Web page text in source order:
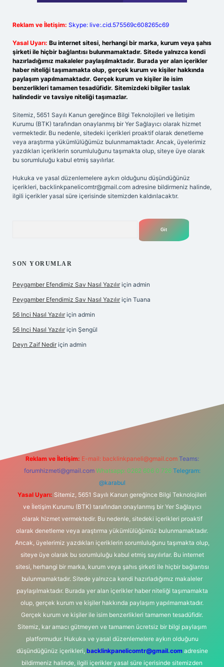
Reklam ve İletişim: Skype: live:.cid.575569c608265c69
Yasal Uyarı: Bu internet sitesi, herhangi bir marka, kurum veya şahıs
şirketi ile hiçbir bağlantısı bulunmamaktadır. Sitede yalnızca kendi
hazırladığımız makaleler paylaşılmaktadır. Burada yer alan içerikler
haber niteliği taşımamakta olup, gerçek kurum ve kişiler hakkında
paylaşım yapılmamaktadır. Gerçek kurum ve kişiler ile isim
benzerlikleri tamamen tesadüfidir. Sitemizdeki bilgiler taslak
halindedir ve tavsiye niteliği taşımazlar.
Sitemiz, 5651 Sayılı Kanun gereğince Bilgi Teknolojileri ve İletişim
Kurumu (BTK) tarafından onaylanmış bir Yer Sağlayıcı olarak hizmet
vermektedir. Bu nedenle, sitedeki içerikleri proaktif olarak denetleme
veya araştırma yükümlülüğümüz bulunmamaktadır. Ancak, üyelerimiz
yazdıkları içeriklerin sorumluluğunu taşımakta olup, siteye üye olarak
bu sorumluluğu kabul etmiş sayılırlar.
Hukuka ve yasal düzenlemelere aykırı olduğunu düşündüğünüz
içerikleri, backlinkpanelicomtr@gmail.com adresine bildirmeniz halinde,
ilgili içerikler yasal süre içerisinde sitemizden kaldırılacaktır.
SON YORUMLAR
Peygamber Efendimiz Sav Nasıl Yazılır için admin
Peygamber Efendimiz Sav Nasıl Yazılır için Tuana
56 Inci Nasıl Yazılır için admin
56 Inci Nasıl Yazılır için Şengül
Deyn Zaif Nedir için admin
Reklam ve İletişim: E-mail: backlinkpaneli@gmail.com Teams:
forumhizmeti@gmail.com Whatsapp: 0262 606 0 726 Telegram:
@karabul
Yasal Uyarı: Sitemiz, 5651 Sayılı Kanun gereğince Bilgi Teknolojileri
ve İletişim Kurumu (BTK) tarafından onaylanmış bir Yer Sağlayıcı
olarak hizmet vermektedir. Bu nedenle, sitedeki içerikleri proaktif
olarak denetleme veya araştırma yükümlülüğümüz bulunmamaktadır.
Ancak, üyelerimiz yazdıkları içeriklerin sorumluluğunu taşımakta olup,
siteye üye olarak bu sorumluluğu kabul etmiş sayılırlar. Bu internet
sitesi, herhangi bir marka, kurum veya şahıs şirketi ile hiçbir bağlantısı
bulunmamaktadır. Sitede yalnızca kendi hazırladığımız makaleler
paylaşılmaktadır. Burada yer alan içerikler haber niteliği taşımamakta
olup, gerçek kurum ve kişiler hakkında paylaşım yapılmamaktadır.
Gerçek kurum ve kişiler ile isim benzerlikleri tamamen tesadüfidir.
Sitemiz, kar amacı gütmeyen ve tamamen ücretsiz bir bilgi paylaşım
platformudur. Hukuka ve yasal düzenlemelere aykırı olduğunu
düşündüğünüz içerikleri, backlinkpanelicomtr@gmail.comadresine
bildirmeniz halinde, ilgili içerikler yasal süre içerisinde sitemizden